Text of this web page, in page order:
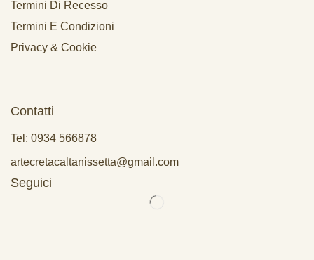
Termini Di Recesso
Termini E Condizioni
Privacy & Cookie
Contatti
Tel: 0934 566878
artecretacaltanissetta@gmail.com
Seguici